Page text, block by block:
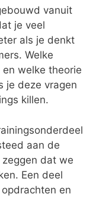
vanuit
je veel
als je denkt
Welke
welke theorie
je deze vragen
killen.
aan de
dat we
Een deel
en